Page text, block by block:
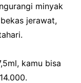
minyak
jerawat,
kamu bisa